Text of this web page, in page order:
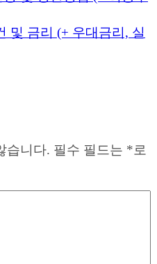
및 금리 (+ 우대금리, 실
습니다. 필수 필드는 *로